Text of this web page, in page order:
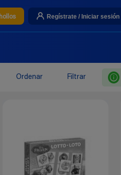
Regístrate / Iniciar sesión
Ordenar Filtrar